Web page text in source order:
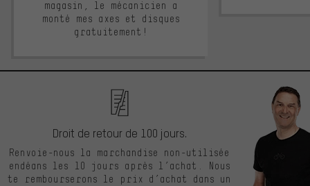
magasin, le mécanicien a
monté mes axes et disques
gratuitement!
Droit de retour de 100 jours.
Renvoie-nous la marchandise non-utilisée
endéans les 10 jours après l’achat. Nous
te rembourserons le prix d’achat dans un